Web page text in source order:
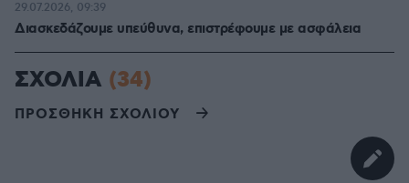
Διασκεδάζουμε υπεύθυνα, επιστρέφουμε με ασφάλεια
29.07.2026, 09:39
ΣΧΟΛΙΑ (34)
ΠΡΟΣΘΗΚΗ ΣΧΟΛΙΟΥ